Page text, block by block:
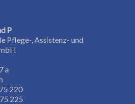
P
Pflege-, Assistenz- und
a
220
225
Startseite